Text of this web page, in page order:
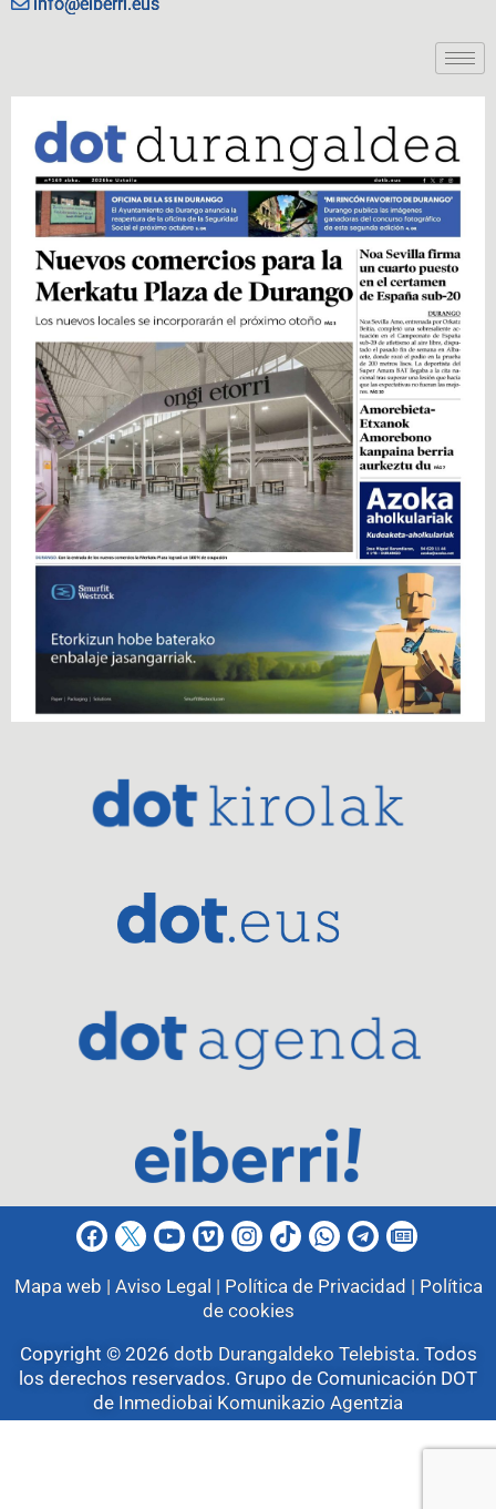
Mapa web | Aviso Legal | Política de Privacidad | Política
de cookies
Copyright © 2026 dotb Durangaldeko Telebista. Todos
los derechos reservados. Grupo de Comunicación DOT
de Inmediobai Komunikazio Agentzia